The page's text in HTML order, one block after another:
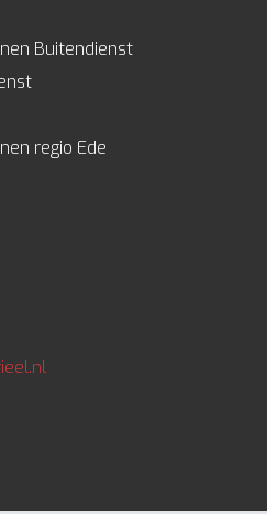
Buitendienst
regio Ede